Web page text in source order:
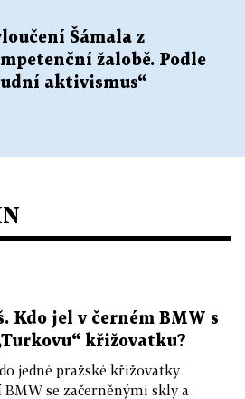
Šámala z
žalobě. Podle
aktivismus“
Kdo jel v černém BMW s
křižovatku?
jedné pražské křižovatky
se začerněnými skly a